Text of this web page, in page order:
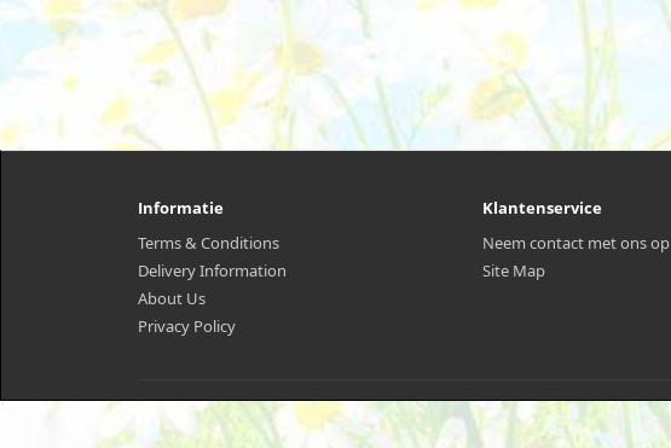
Informatie
Terms & Conditions
Delivery Information
About Us
Privacy Policy
Klantenservice
Neem contact met ons op
Site Map